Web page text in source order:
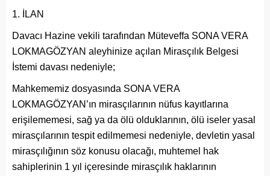
İLAN
Davacı Hazine vekili tarafından Müteveffa SONA VERA
LOKMAGÖZYAN aleyhinize açılan Mirasçılık Belgesi
İstemi davası nedeniyle;
Mahkememiz dosyasında SONA VERA
LOKMAGÖZYAN’ın mirasçılarının nüfus kayıtlarına
erişilememesi, sağ ya da ölü olduklarının, ölü iseler yasal
mirasçılarının tespit edilmemesi nedeniyle, devletin yasal
mirasçılığının söz konusu olacağı, muhtemel hak
sahiplerinin 1 yıl içeresinde mirasçılık haklarının